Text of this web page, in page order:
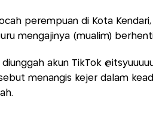
perempuan di Kota Kendari,
mengajinya (mualim)
diunggah akun TikTok
menangis kejer dalam